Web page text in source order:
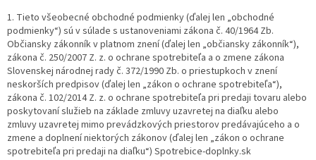
1. Tieto všeobecné obchodné podmienky (ďalej len „obchodné
podmienky“) sú v súlade s ustanoveniami zákona č. 40/1964 Zb.
Občiansky zákonník v platnom znení (ďalej len „občiansky zákonník“),
zákona č. 250/2007 Z. z. o ochrane spotrebiteľa a o zmene zákona
Slovenskej národnej rady č. 372/1990 Zb. o priestupkoch v znení
neskorších predpisov (ďalej len „zákon o ochrane spotrebiteľa“),
zákona č. 102/2014 Z. z. o ochrane spotrebiteľa pri predaji tovaru alebo
poskytovaní služieb na základe zmluvy uzavretej na diaľku alebo
zmluvy uzavretej mimo prevádzkových priestorov predávajúceho a o
zmene a doplnení niektorých zákonov (ďalej len „zákon o ochrane
spotrebiteľa pri predaji na diaľku“) Spotrebice-doplnky.sk